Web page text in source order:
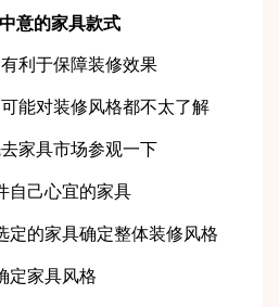
意的家具款式
利于保障装修效果
能对装修风格都不太了解
家具市场参观一下
自己心宜的家具
定的家具确定整体装修风格
定家具风格